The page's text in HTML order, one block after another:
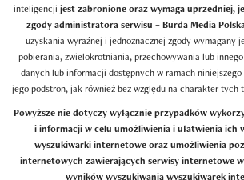
inteligencji jest zabronione oraz wymaga uprzedniej,
zgody administratora serwisu – Burda Media
uzyskania wyraźnej i jednoznacznej zgody wymagany
pobierania, zwielokrotniania, przechowywania lub
danych lub informacji dostępnych w ramach
jego podstron, jak również bez względu na charakter
Powyższe nie dotyczy wyłącznie przypadków
i informacji w celu umożliwienia i ułatwienia ich
wyszukiwarki internetowe oraz umożliwienia
internetowych zawierających serwisy internetowe
wyników wyszukiwania wyszukiwarek